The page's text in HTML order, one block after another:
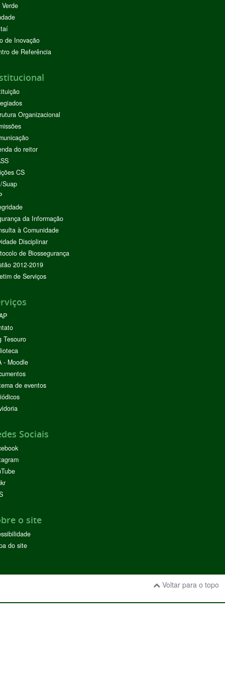
de Inovação
de Referência
Organizacional
do reitor
CS
Suap
da Informação
à Comunidade
Disciplinar
de Biossegurança
2012-2019
de Serviços
Tesouro
- Moodle
de eventos
Sociais
o site
do site
Voltar para o topo